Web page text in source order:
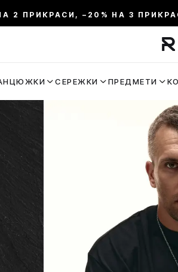
2 ПРИКРАСИ, –20% НА 3
СЕРЕЖКИ ПРЕДМЕТИ